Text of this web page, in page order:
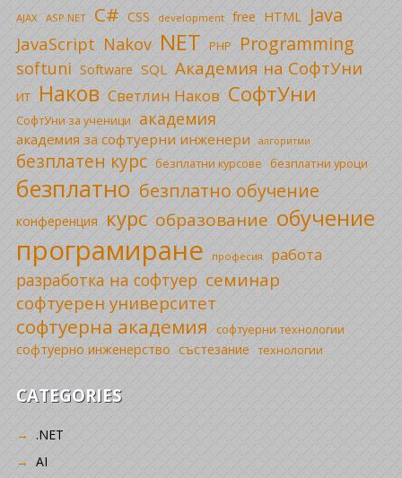
AJAX ASP.NET C# CSS development free HTML Java
JavaScript Nakov NET PHP Programming
softuni Software SQL Академия на СофтУни
ИТ Наков Светлин Наков СофтУни
СофтУни за ученици академия
академия за софтуерни инженери алгоритми
безплатен курс безплатни курсове безплатни уроци
безплатно безплатно обучение
конференция курс образование обучение
програмиране професия работа
разработка на софтуер семинар
софтуерен университет
софтуерна академия софтуерни технологии
софтуерно инженерство състезание технологии
CATEGORIES
.NET
AI